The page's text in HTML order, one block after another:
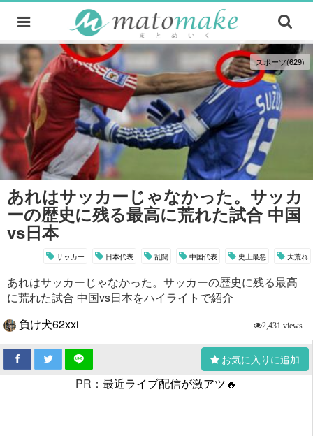
スポーツ(629)
あれはサッカーじゃなかった。サッカ
ーの歴史に残る最高に荒れた試合 中国
vs日本
サッカー 日本代表 乱闘 中国代表 史上最悪 大荒れ
あれはサッカーじゃなかった。サッカーの歴史に残る最高
に荒れた試合 中国vs日本をハイライトで紹介
負け犬62xxi
2,431 views
お気に入りに追加
PR： 最近ライブ配信が激アツ🔥